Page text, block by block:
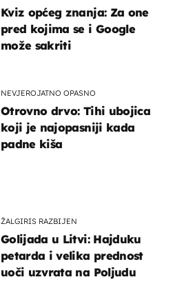
ŽALGIRIS RAZBIJEN
Golijada u Litvi: Hajduku
petarda i velika prednost
uoči uzvrata na Poljudu
Kviz općeg znanja: Za one
pred kojima se i Google
može sakriti
NEVJEROJATNO OPASNO
Otrovno drvo: Tihi ubojica
koji je najopasniji kada
padne kiša